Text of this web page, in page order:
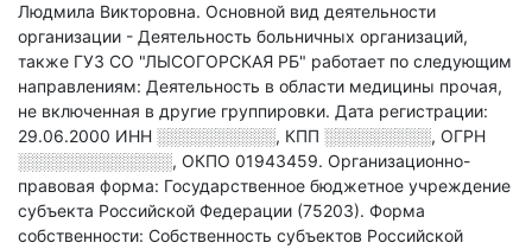
Людмила Викторовна. Основной вид деятельности
организации - Деятельность больничных организаций,
также ГУЗ СО "ЛЫСОГОРСКАЯ РБ" работает по следующим
направлениям: Деятельность в области медицины прочая,
не включенная в другие группировки. Дата регистрации:
29.06.2000 ИНН ░░░░░░░░░░, КПП ░░░░░░░░░, ОГРН
░░░░░░░░░░░░░, ОКПО 01943459. Организационно-
правовая форма: Государственное бюджетное учреждение
субъекта Российской Федерации (75203). Форма
собственности: Собственность субъектов Российской